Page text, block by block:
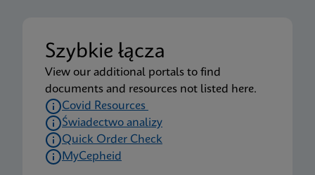
Szybkie łącza
View our additional portals to find
documents and resources not listed here.
Covid Resources
Świadectwo analizy
Quick Order Check
MyCepheid